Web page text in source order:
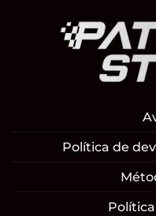
Política de